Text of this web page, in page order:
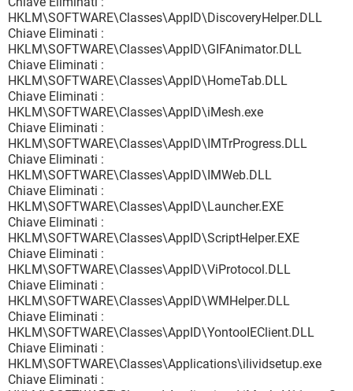
HKLM\SOFTWARE\Classes\AppID\DiscoveryHelper.DLL
Chiave Eliminati :
HKLM\SOFTWARE\Classes\AppID\GIFAnimator.DLL
Chiave Eliminati :
HKLM\SOFTWARE\Classes\AppID\HomeTab.DLL
Chiave Eliminati :
HKLM\SOFTWARE\Classes\AppID\iMesh.exe
Chiave Eliminati :
HKLM\SOFTWARE\Classes\AppID\IMTrProgress.DLL
Chiave Eliminati :
HKLM\SOFTWARE\Classes\AppID\IMWeb.DLL
Chiave Eliminati :
HKLM\SOFTWARE\Classes\AppID\Launcher.EXE
Chiave Eliminati :
HKLM\SOFTWARE\Classes\AppID\ScriptHelper.EXE
Chiave Eliminati :
HKLM\SOFTWARE\Classes\AppID\ViProtocol.DLL
Chiave Eliminati :
HKLM\SOFTWARE\Classes\AppID\WMHelper.DLL
Chiave Eliminati :
HKLM\SOFTWARE\Classes\AppID\YontooIEClient.DLL
Chiave Eliminati :
HKLM\SOFTWARE\Classes\Applications\ilividsetup.exe
Chiave Eliminati :